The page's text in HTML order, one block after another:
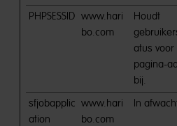
PHPSESSID www.hari
bo.com
Houdt
atus voor
pagina-
bij.
sfjobapplic
ation
www.hari
bo.com
In